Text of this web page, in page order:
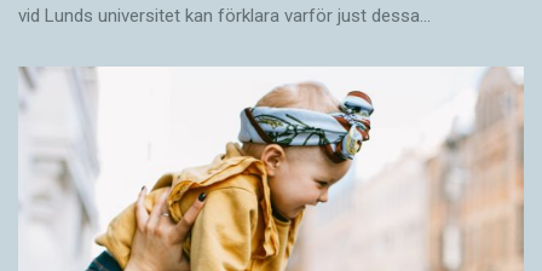
vid Lunds universitet kan förklara varför just dessa…